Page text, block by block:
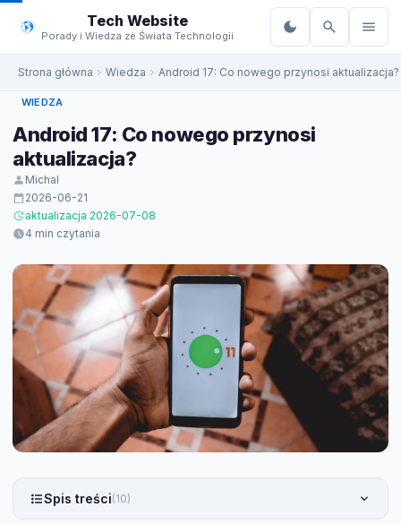
do
treści
Tech Website
Porady i Wiedza ze Świata Technologii
Strona główna Wiedza Android 17: Co nowego przynosi aktualizacja?
WIEDZA
Android 17: Co nowego przynosi
aktualizacja?
Michal
2026-06-21
aktualizacja 2026-07-08
4 min czytania
Spis treści(10)